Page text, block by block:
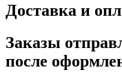
Доставка и
Заказы
после